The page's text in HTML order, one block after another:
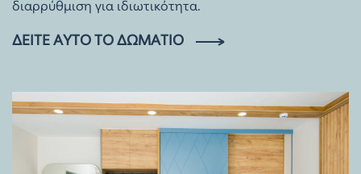
διαρρύθμιση για ιδιωτικότητα.
ΔΕΊΤΕ ΑΥΤΌ ΤΟ ΔΩΜΆΤΙΟ